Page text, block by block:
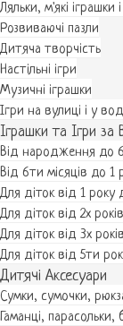
Ляльки, м'які іграшки
Розвиваючі пазли
Дитяча творчість
Настільні ігри
Музичні іграшки
Ігри на вулиці і у
Іграшки та Ігри за
Від народження до 6
Від 6ти місяців до 1
Для діток від 1 року
Для діток від 2х років
Для діток від 3х років
Для діток від 5ти
Дитячі Аксесуари
Сумки, сумочки,
Гаманці, парасольки,